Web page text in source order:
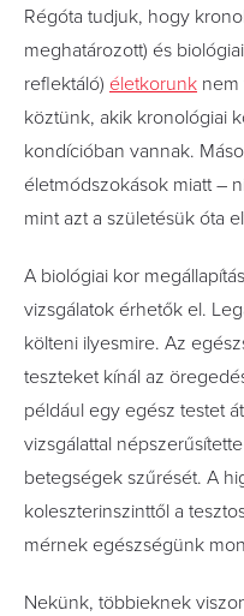
Régóta tudjuk, hogy
meghatározott) és
reflektáló) életkorunk nem
köztünk, akik kronológiai
kondícióban vannak.
életmódszokások miatt –
mint azt a születésük óta
A biológiai kor
vizsgálatok érhetők el.
költeni ilyesmire. Az
teszteket kínál az
például egy egész testet
vizsgálattal
betegségek szűrését. A
koleszterinszinttől a
mérnek egészségünk
Nekünk, többieknek